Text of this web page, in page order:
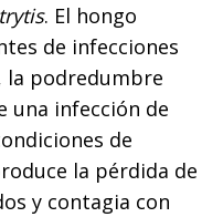
. El hongo
de infecciones
la podredumbre
una infección de
de
la pérdida de
y contagia con